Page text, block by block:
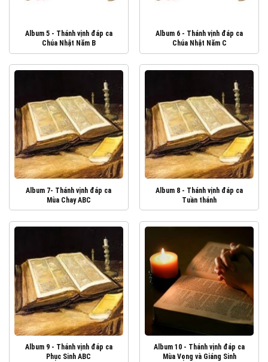
Album 5 - Thánh vịnh đáp ca
Chúa Nhật Năm B
Album 6 - Thánh vịnh đáp ca
Chúa Nhật Năm C
Album 7- Thánh vịnh đáp ca
Mùa Chay ABC
Album 8 - Thánh vịnh đáp ca
Tuần thánh
Album 9 - Thánh vịnh đáp ca
Phục Sinh ABC
Album 10 - Thánh vịnh đáp ca
Mùa Vọng và Giáng Sinh